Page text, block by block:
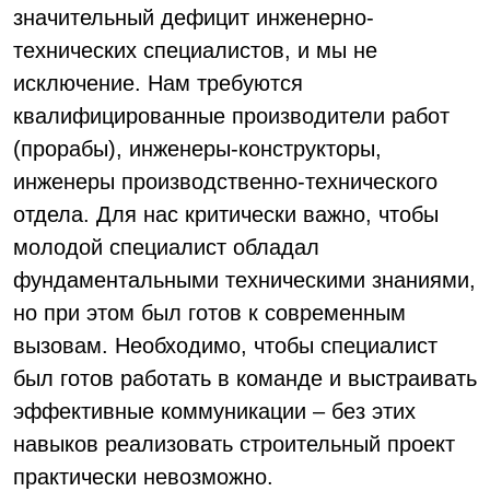
значительный дефицит инженерно-
технических специалистов, и мы не
исключение. Нам требуются
квалифицированные производители работ
(прорабы), инженеры-конструкторы,
инженеры производственно-технического
отдела. Для нас критически важно, чтобы
молодой специалист обладал
фундаментальными техническими знаниями,
но при этом был готов к современным
вызовам. Необходимо, чтобы специалист
был готов работать в команде и выстраивать
эффективные коммуникации – без этих
навыков реализовать строительный проект
практически невозможно.